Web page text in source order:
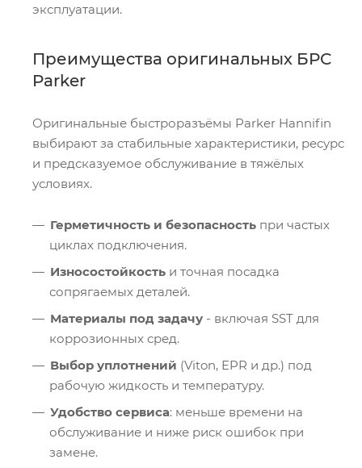
эксплуатации.
Преимущества оригинальных БРС
Parker
Оригинальные быстроразъёмы Parker Hannifin
выбирают за стабильные характеристики, ресурс
и предсказуемое обслуживание в тяжёлых
условиях.
Герметичность и безопасность при частых
циклах подключения.
Износостойкость и точная посадка
сопрягаемых деталей.
Материалы под задачу - включая SST для
коррозионных сред.
Выбор уплотнений (Viton, EPR и др.) под
рабочую жидкость и температуру.
Удобство сервиса: меньше времени на
обслуживание и ниже риск ошибок при
замене.